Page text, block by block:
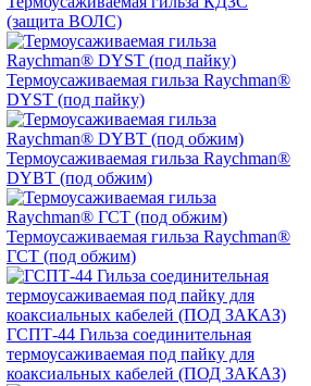
(защита ВОЛС)
Термоусаживаемая гильза Raychman®
DYST (под пайку)
Термоусаживаемая гильза Raychman®
DYBT (под обжим)
Термоусаживаемая гильза Raychman®
ГСТ (под обжим)
ГСПТ-44 Гильза соединительная
термоусаживаемая под пайку для
коаксиальных кабелей (ПОД ЗАКАЗ)